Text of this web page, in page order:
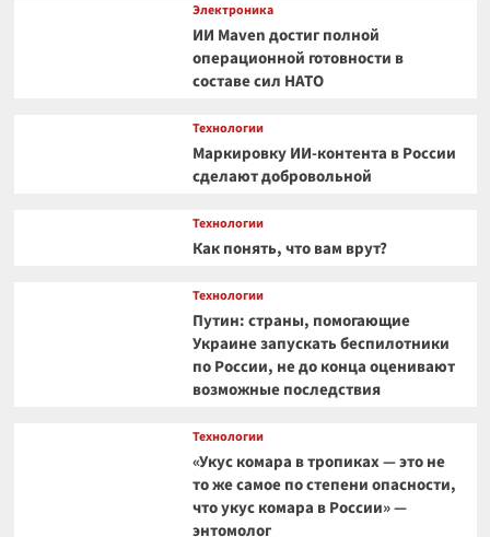
Электроника
ИИ Maven достиг полной
операционной готовности в
составе сил НАТО
Технологии
Маркировку ИИ-контента в России
сделают добровольной
Технологии
Как понять, что вам врут?
Технологии
Путин: страны, помогающие
Украине запускать беспилотники
по России, не до конца оценивают
возможные последствия
Технологии
«Укус комара в тропиках — это не
то же самое по степени опасности,
что укус комара в России» —
энтомолог